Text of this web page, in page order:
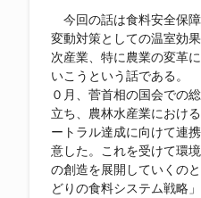
今回の話は食料安全保
変動対策としての温室効
次産業、特に農業の変革
いこうという話である。
０月、菅首相の国会での
立ち、農林水産業におけ
ートラル達成に向けて連
意した。これを受けて環
の創造を展開していくの
どりの食料システム戦略